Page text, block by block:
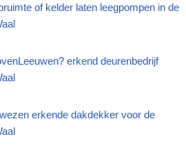
of kelder laten leegpompen in de
erkend deurenbedrijf
erkende dakdekker voor de